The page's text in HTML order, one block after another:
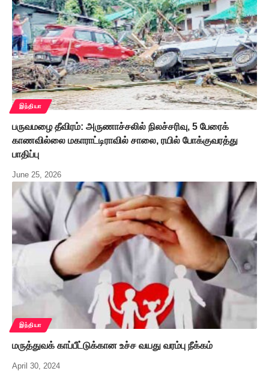
இந்தியா
பருவமழை தீவிரம்: அருணாச்சலில் நிலச்சரிவு, 5 பேரைக்
காணவில்லை மகாராட்டிராவில் சாலை, ரயில் போக்குவரத்து
பாதிப்பு
June 25, 2026
இந்தியா
மருத்துவக் காப்பீட்டுக்கான உச்ச வயது வரம்பு நீக்கம்
April 30, 2024